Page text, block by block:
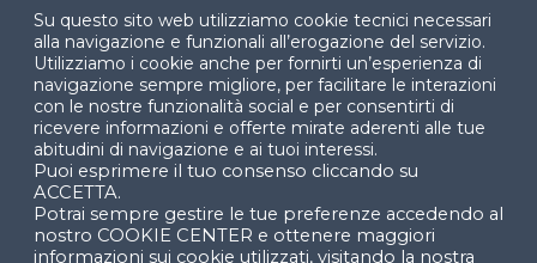
Facebook LinkedIn
YouTube X
Su questo sito web utilizziamo cookie tecnici necessari
alla navigazione e funzionali all’erogazione del servizio.
Utilizziamo i cookie anche per fornirti un’esperienza di
navigazione sempre migliore, per facilitare le interazioni
con le nostre funzionalità social e per consentirti di
ricevere informazioni e offerte mirate aderenti alle tue
abitudini di navigazione e ai tuoi interessi.
Puoi esprimere il tuo consenso cliccando su
ACCETTA.
Potrai sempre gestire le tue preferenze accedendo al
nostro COOKIE CENTER e ottenere maggiori
informazioni sui cookie utilizzati, visitando la nostra